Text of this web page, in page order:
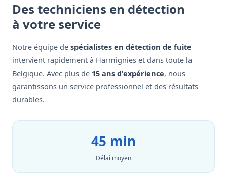
Des techniciens en détection
à votre service
Notre équipe de spécialistes en détection de fuite
intervient rapidement à Harmignies et dans toute la
Belgique. Avec plus de 15 ans d'expérience, nous
garantissons un service professionnel et des résultats
durables.
45 min
Délai moyen